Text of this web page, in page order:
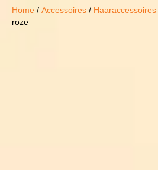
Home / Accessoires / Haaraccessoires
roze